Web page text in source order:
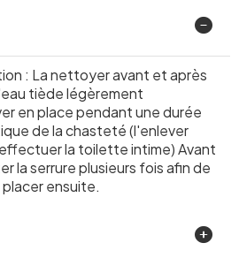
: La nettoyer avant et après
tiède légèrement
en place pendant une durée
de la chasteté (l'enlever
la toilette intime) Avant
la serrure plusieurs fois afin de
ensuite.